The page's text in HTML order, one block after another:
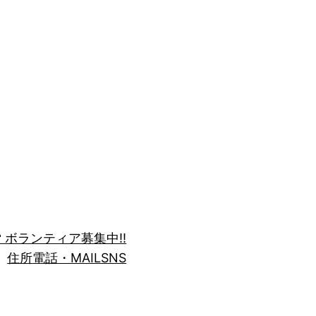
ボランティア募集中!!
住所電話・MAILSNS